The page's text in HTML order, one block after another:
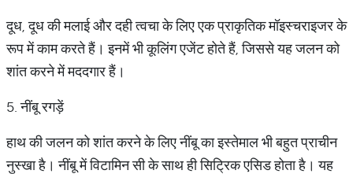
दूध, दूध की मलाई और दही त्वचा के लिए एक प्राकृतिक मॉइस्चराइजर के
रूप में काम करते हैं। इनमें भी कूलिंग एजेंट होते हैं, जिससे यह जलन को
शांत करने में मददगार हैं।
5. नींबू रगड़ें
हाथ की जलन को शांत करने के लिए नींबू का इस्तेमाल भी बहुत प्राचीन
नुस्खा है। नींबू में विटामिन सी के साथ ही सिट्रिक एसिड होता है। यह